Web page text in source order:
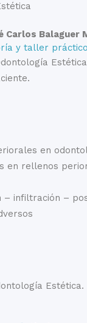
Carlos Balaguer
y taller
Estética
en
en rellenos
– infiltración –
Estética.